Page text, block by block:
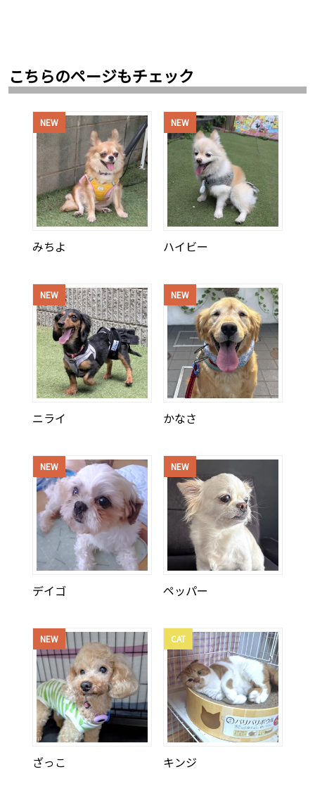
こちらのページもチェック
NEW
みちよ
NEW
ハイビー
NEW
ニライ
NEW
かなさ
NEW
デイゴ
NEW
ペッパー
NEW
ざっこ
CAT
キンジ